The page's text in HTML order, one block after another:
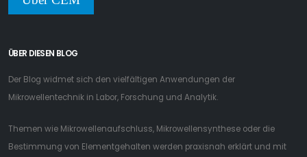
ÜBER DIESEN BLOG
Der Blog widmet sich den vielfältigen Anwendungen der
Mikrowellentechnik in Labor, Forschung und Analytik.
Themen wie Mikrowellenaufschluss, Mikrowellensynthese oder die
Bestimmung von Elementgehalten werden praxisnah erklärt und mit